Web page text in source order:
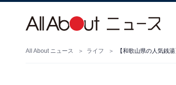
All About ニュース ライフ